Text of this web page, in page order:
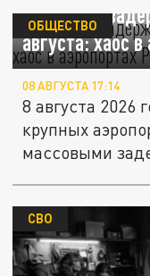
Массовые
августа: хаос
ОБЩЕСТВО
08 АВГУСТА 17:14
8 августа 2026
крупных
массовыми
СВО